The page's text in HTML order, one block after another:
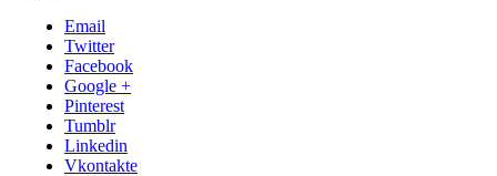
Email
Twitter
Facebook
Google +
Pinterest
Tumblr
Linkedin
Vkontakte